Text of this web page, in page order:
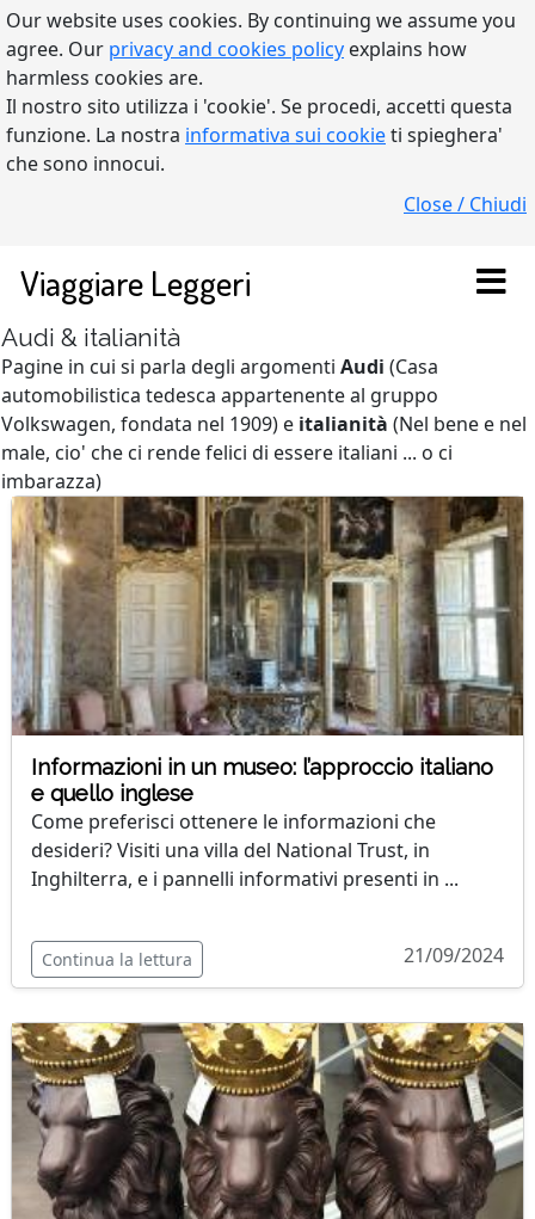
Our website uses cookies. By continuing we assume you
agree. Our privacy and cookies policy explains how
harmless cookies are.
Il nostro sito utilizza i 'cookie'. Se procedi, accetti questa
funzione. La nostra informativa sui cookieti spieghera'
che sono innocui.
Close / Chiudi
Viaggiare Leggeri
Audi & italianità
Pagine in cui si parla degli argomenti Audi (Casa
automobilistica tedesca appartenente al gruppo
Volkswagen, fondata nel 1909) e italianità (Nel bene e nel
male, cio' che ci rende felici di essere italiani ... o ci
imbarazza)
Informazioni in un museo: l’approccio italiano
e quello inglese
Come preferisci ottenere le informazioni che
desideri? Visiti una villa del National Trust, in
Inghilterra, e i pannelli informativi presenti in ...
Continua la lettura 21/09/2024